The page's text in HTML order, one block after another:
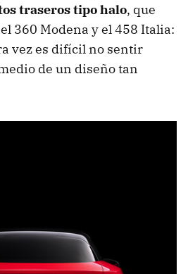
traseros tipo halo, que
360 Modena y el 458 Italia:
vez es difícil no sentir
de un diseño tan